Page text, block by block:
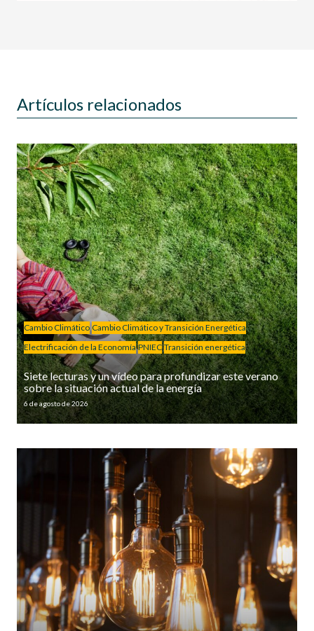
Artículos relacionados
Cambio Climático Cambio Climático y Transición Energética
Electrificación de la Economía PNIEC Transición energética
Siete lecturas y un vídeo para profundizar este verano
sobre la situación actual de la energía
6 de agosto de 2026